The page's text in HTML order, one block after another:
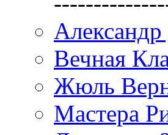
Вечная
Жюль
Мастера